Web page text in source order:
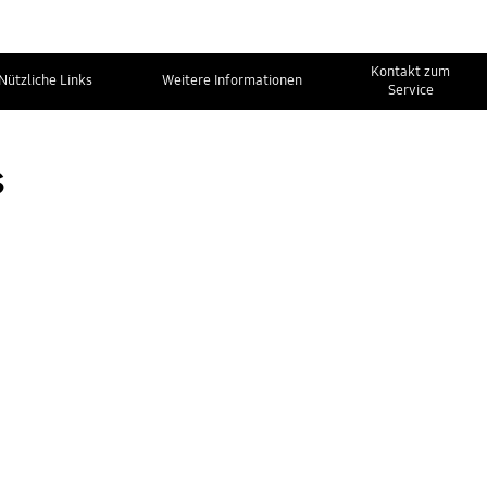
Nützliche Links Weitere Informationen
Kontakt zum
Service